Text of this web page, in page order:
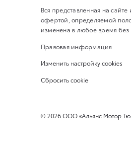
Вся представленная на
офертой, определяемой
изменена в любое время без
Правовая информация
Изменить настройку cookies
Сбросить cookie
©2026ООО «Альянс Мотор